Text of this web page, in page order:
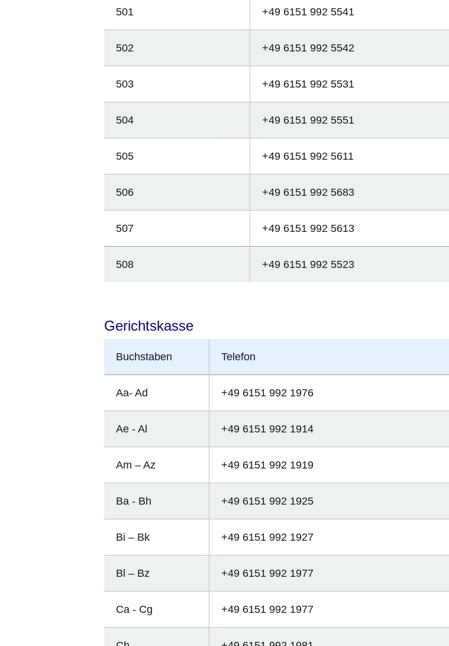
501 +49 6151 992 5541
502 +49 6151 992 5542
503 +49 6151 992 5531
504 +49 6151 992 5551
505 +49 6151 992 5611
506 +49 6151 992 5683
507 +49 6151 992 5613
508 +49 6151 992 5523
Gerichtskasse
Buchstaben Telefon
Aa- Ad +49 6151 992 1976
Ae - Al +49 6151 992 1914
Am – Az +49 6151 992 1919
Ba - Bh +49 6151 992 1925
Bi – Bk +49 6151 992 1927
Bl – Bz +49 6151 992 1977
Ca - Cg +49 6151 992 1977